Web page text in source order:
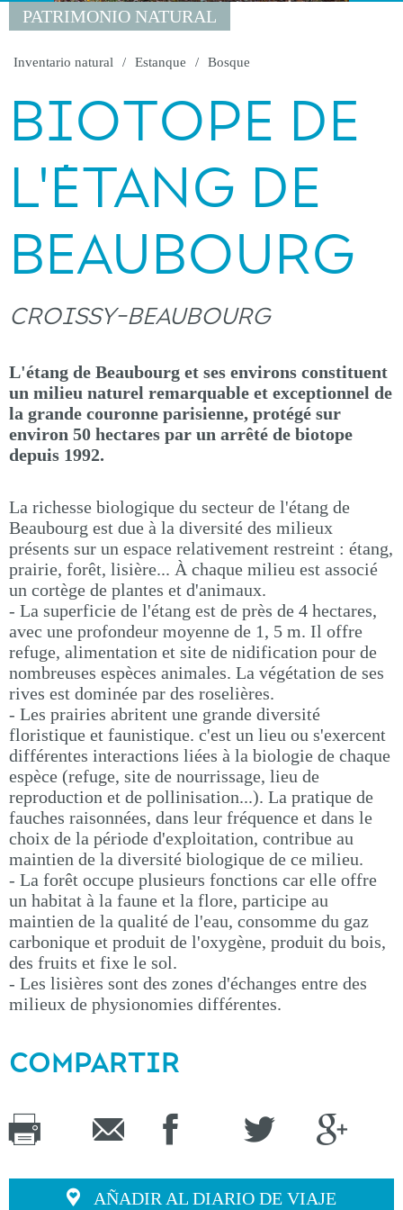
PATRIMONIO NATURAL
Inventario natural Estanque Bosque
BIOTOPE DE
L'ÉTANG DE
BEAUBOURG
CROISSY-BEAUBOURG
L'étang de Beaubourg et ses environs constituent
un milieu naturel remarquable et exceptionnel de
la grande couronne parisienne, protégé sur
environ 50 hectares par un arrêté de biotope
depuis 1992.
La richesse biologique du secteur de l'étang de
Beaubourg est due à la diversité des milieux
présents sur un espace relativement restreint : étang,
prairie, forêt, lisière... À chaque milieu est associé
un cortège de plantes et d'animaux.
- La superficie de l'étang est de près de 4 hectares,
avec une profondeur moyenne de 1, 5 m. Il offre
refuge, alimentation et site de nidification pour de
nombreuses espèces animales. La végétation de ses
rives est dominée par des roselières.
- Les prairies abritent une grande diversité
floristique et faunistique. c'est un lieu ou s'exercent
différentes interactions liées à la biologie de chaque
espèce (refuge, site de nourrissage, lieu de
reproduction et de pollinisation...). La pratique de
fauches raisonnées, dans leur fréquence et dans le
choix de la période d'exploitation, contribue au
maintien de la diversité biologique de ce milieu.
- La forêt occupe plusieurs fonctions car elle offre
un habitat à la faune et la flore, participe au
maintien de la qualité de l'eau, consomme du gaz
carbonique et produit de l'oxygène, produit du bois,
des fruits et fixe le sol.
- Les lisières sont des zones d'échanges entre des
milieux de physionomies différentes.
COMPARTIR
AÑADIR AL DIARIO DE VIAJE